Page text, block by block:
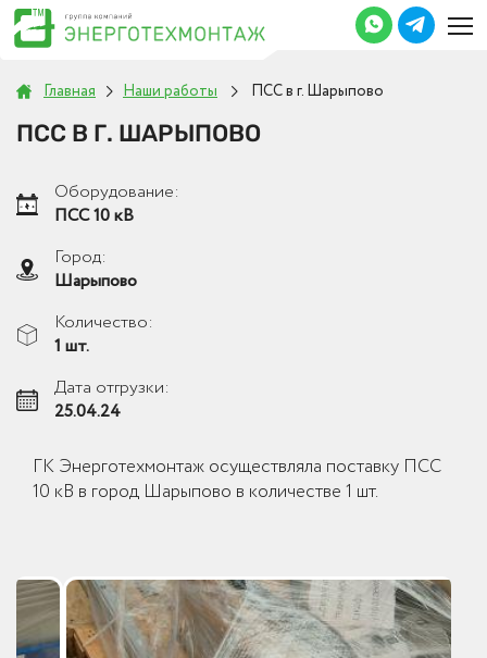
Главная Наши работы ПСС в г. Шарыпово
ПСС В Г. ШАРЫПОВО
Оборудование:
ПСС 10 кВ
Город:
Шарыпово
Количество:
1 шт.
Дата отгрузки:
25.04.24
ГК Энерготехмонтаж осуществляла поставку ПСС
10 кВ в город Шарыпово в количестве 1 шт.